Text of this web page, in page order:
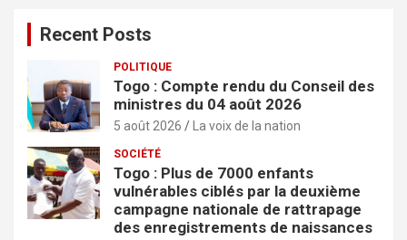
Recent Posts
POLITIQUE
Togo : Compte rendu du Conseil des
ministres du 04 août 2026
5 août 2026 La voix de la nation
SOCIÉTÉ
Togo : Plus de 7000 enfants
vulnérables ciblés par la deuxième
campagne nationale de rattrapage
des enregistrements de naissances